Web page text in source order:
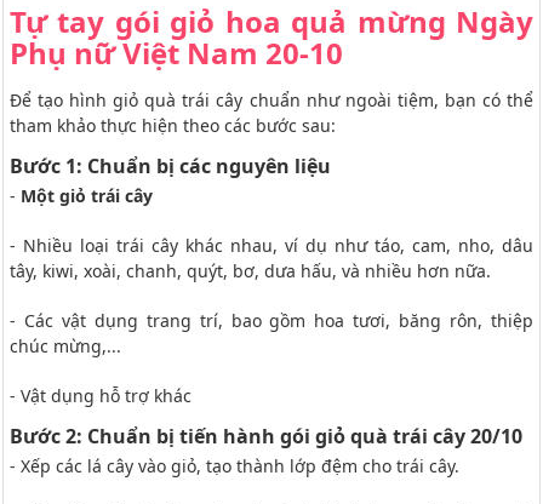
Tự tay gói giỏ hoa quả mừng Ngày
Phụ nữ Việt Nam 20-10
Để tạo hình giỏ quà trái cây chuẩn như ngoài tiệm, bạn có thể
tham khảo thực hiện theo các bước sau:
Bước 1: Chuẩn bị các nguyên liệu
- Một giỏ trái cây
- Nhiều loại trái cây khác nhau, ví dụ như táo, cam, nho, dâu
tây, kiwi, xoài, chanh, quýt, bơ, dưa hấu, và nhiều hơn nữa.
- Các vật dụng trang trí, bao gồm hoa tươi, băng rôn, thiệp
chúc mừng,...
- Vật dụng hỗ trợ khác
Bước 2: Chuẩn bị tiến hành gói giỏ quà trái cây 20/10
- Xếp các lá cây vào giỏ, tạo thành lớp đệm cho trái cây.